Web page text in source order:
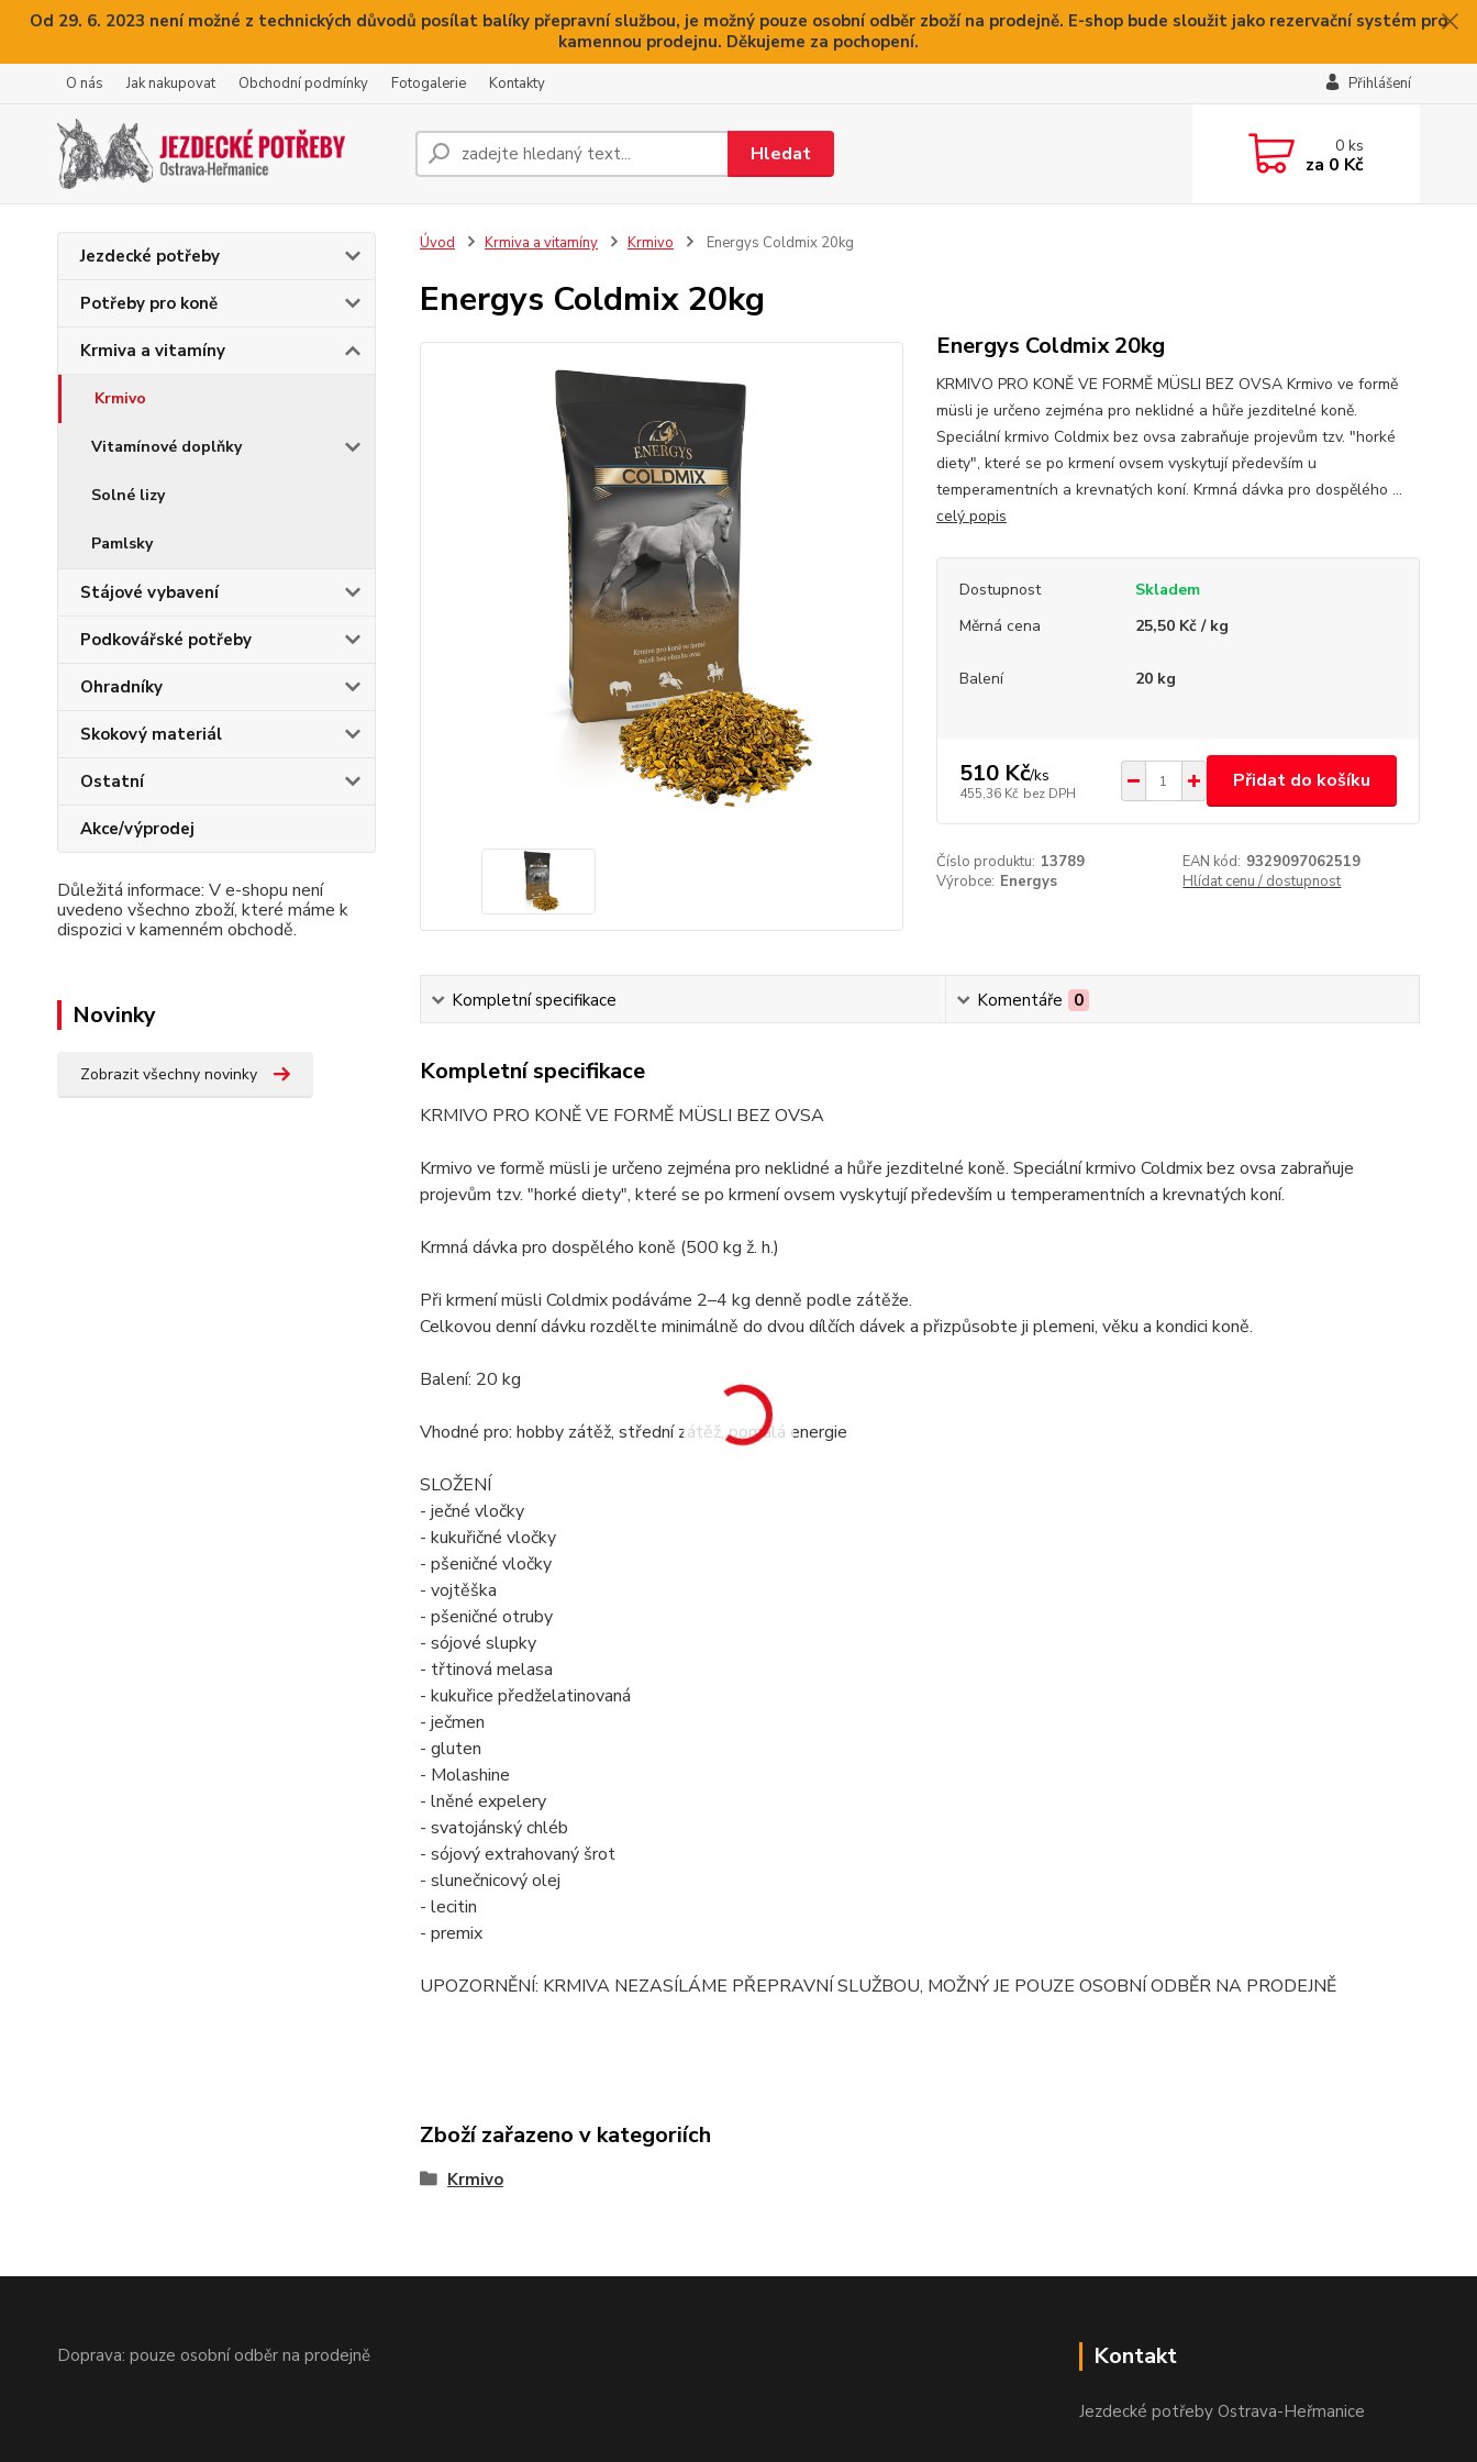
Od 29. 6. 2023 není možné z technických důvodů posílat balíky přepravní službou, je možný pouze osobní odběr zboží na prodejně. E-shop bude sloužit jako rezervační systém pro
kamennou prodejnu. Děkujeme za pochopení.
O nás Jak nakupovat Obchodní podmínky Fotogalerie Kontakty Přihlášení
Hledat 0ks
za 0 Kč
Jezdecké potřeby
Potřeby pro koně
Krmiva a vitamíny
Krmivo
Vitamínové doplňky
Solné lizy
Pamlsky
Stájové vybavení
Podkovářské potřeby
Ohradníky
Skokový materiál
Ostatní
Akce/výprodej
Důležitá informace: V e-shopu není
uvedeno všechno zboží, které máme k
dispozici v kamenném obchodě.
Novinky
Zobrazit všechny novinky
Úvod Krmiva a vitamíny Krmivo Energys Coldmix 20kg
Energys Coldmix 20kg
Energys Coldmix 20kg
KRMIVO PRO KONĚ VE FORMĚ MÜSLI BEZ OVSA Krmivo ve formě
müsli je určeno zejména pro neklidné a hůře jezditelné koně.
Speciální krmivo Coldmix bez ovsa zabraňuje projevům tzv. "horké
diety", které se po krmení ovsem vyskytují především u
temperamentních a krevnatých koní. Krmná dávka pro dospělého ...
celý popis
Dostupnost
Skladem
Měrná cena
25,50 Kč / kg
Balení 20 kg
510 Kč/ks
455,36 Kč bez DPH
Přidat do košíku
Číslo produktu: 13789 EAN kód: 9329097062519
Výrobce: Energys Hlídat cenu / dostupnost
Kompletní specifikace Komentáře 0
Kompletní specifikace
KRMIVO PRO KONĚ VE FORMĚ MÜSLI BEZ OVSA
Krmivo ve formě müsli je určeno zejména pro neklidné a hůře jezditelné koně. Speciální krmivo Coldmix bez ovsa zabraňuje
projevům tzv. "horké diety", které se po krmení ovsem vyskytují především u temperamentních a krevnatých koní.
Krmná dávka pro dospělého koně (500 kg ž. h.)
Při krmení müsli Coldmix podáváme 2–4 kg denně podle zátěže.
Celkovou denní dávku rozdělte minimálně do dvou dílčích dávek a přizpůsobte ji plemeni, věku a kondici koně.
Balení: 20 kg
Vhodné pro: hobby zátěž, střední zátěž, pomalá energie
SLOŽENÍ
- ječné vločky
- kukuřičné vločky
- pšeničné vločky
- vojtěška
- pšeničné otruby
- sójové slupky
- třtinová melasa
- kukuřice předželatinovaná
- ječmen
- gluten
- Molashine
- lněné expelery
- svatojánský chléb
- sójový extrahovaný šrot
- slunečnicový olej
- lecitin
- premix
UPOZORNĚNÍ: KRMIVA NEZASÍLÁME PŘEPRAVNÍ SLUŽBOU, MOŽNÝ JE POUZE OSOBNÍ ODBĚR NA PRODEJNĚ
Zboží zařazeno v kategoriích
Krmivo
Doprava: pouze osobní odběr na prodejně Kontakt
Jezdecké potřeby Ostrava-Heřmanice